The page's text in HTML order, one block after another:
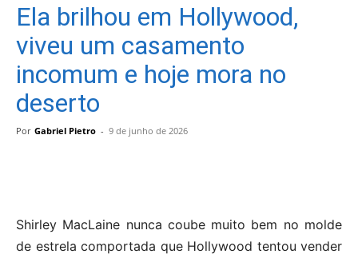
Ela brilhou em Hollywood,
viveu um casamento
incomum e hoje mora no
deserto
Por Gabriel Pietro - 9 de junho de 2026
Shirley MacLaine nunca coube muito bem no molde
de estrela comportada que Hollywood tentou vender